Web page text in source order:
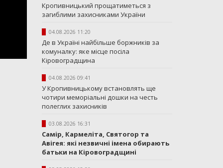
Кропивницький прощатиметься з
загиблими захисниками України
04.08.2026 11:20
Де в Україні найбільше боржників за
комуналку: яке місце посіла
Кіровоградщина
04.08.2026 09:41
У Кропивницькому встановлять ще
чотири меморіальні дошки на честь
полеглих захисників
03.08.2026 16:31
Самір, Кармеліта, Святогор та
Авігея: які незвичні імена обирають
батьки на Кіровоградщині